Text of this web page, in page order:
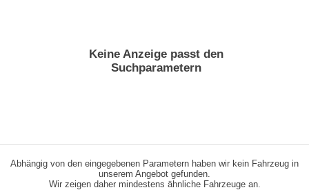
Keine Anzeige passt den
Suchparametern
Abhängig von den eingegebenen Parametern haben wir kein Fahrzeug in
unserem Angebot gefunden.
Wir zeigen daher mindestens ähnliche Fahrzeuge an.